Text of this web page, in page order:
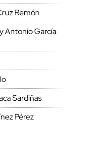
Remón
Antonio García
Sardiñas
Pérez